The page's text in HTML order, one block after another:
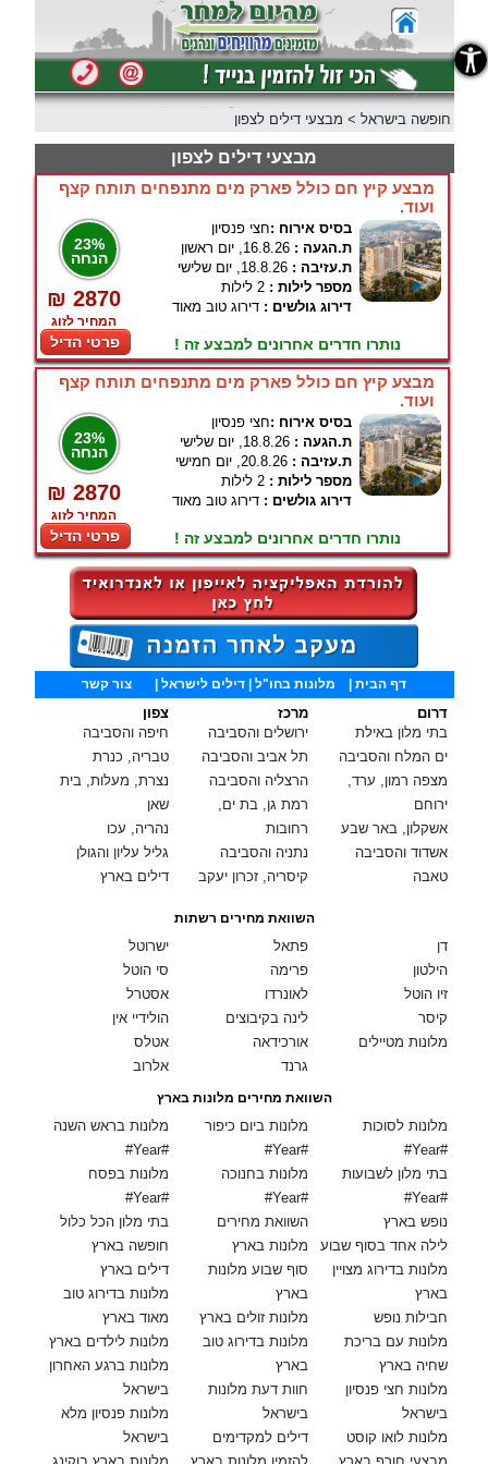
חופשה בישראל > מבצעי דילים לצפון
מבצעי דילים לצפון
מבצע קיץ חם כולל פארק מים מתנפחים תותח קצף
ועוד.
23%
הנחה
₪ 2870
המחיר לזוג
פרטי הדיל
בסיס אירוח :חצי פנסיון
ת.הגעה : 16.8.26, יום ראשון
ת.עזיבה : 18.8.26, יום שלישי
מספר לילות : 2 לילות
דירוג גולשים : דירוג טוב מאוד
נותרו חדרים אחרונים למבצע זה !
מבצע קיץ חם כולל פארק מים מתנפחים תותח קצף
ועוד.
23%
הנחה
₪ 2870
המחיר לזוג
פרטי הדיל
בסיס אירוח :חצי פנסיון
ת.הגעה : 18.8.26, יום שלישי
ת.עזיבה : 20.8.26, יום חמישי
מספר לילות : 2 לילות
דירוג גולשים : דירוג טוב מאוד
נותרו חדרים אחרונים למבצע זה !
דף הבית מלונות בחו"ל | דילים לישראל | צור קשר
צפון
חיפה והסביבה
טבריה, כנרת
נצרת, מעלות, בית
שאן
נהריה, עכו
גליל עליון והגולן
דילים בארץ
מרכז
ירושלים והסביבה
תל אביב והסביבה
הרצליה והסביבה
רמת גן, בת ים,
רחובות
נתניה והסביבה
קיסריה, זכרון יעקב
דרום
בתי מלון באילת
ים המלח והסביבה
מצפה רמון, ערד,
ירוחם
אשקלון, באר שבע
אשדוד והסביבה
טאבה
השוואת מחירים רשתות
ישרוטל
סי הוטל
אסטרל
הולידיי אין
אטלס
אלרוב
פתאל
פרימה
לאונרדו
לינה בקיבוצים
אורכידאה
גרנד
דן
הילטון
זיו הוטל
קיסר
מלונות מטיילים
השוואת מחירים מלונות בארץ
מלונות בראש השנה
#Year#
מלונות בפסח
#Year#
בתי מלון הכל כלול
חופשה בארץ
דילים בארץ
מלונות בדירוג טוב
מאוד בארץ
מלונות לילדים בארץ
מלונות ברגע האחרון
בישראל
מלונות פנסיון מלא
בישראל
מלונות ביום כיפור
#Year#
מלונות בחנוכה
#Year#
השוואת מחירים
מלונות בארץ
סוף שבוע מלונות
בארץ
מלונות זולים בארץ
מלונות בדירוג טוב
בארץ
חוות דעת מלונות
בישראל
דילים למקדימים
מלונות לסוכות
#Year#
בתי מלון לשבועות
#Year#
נופש בארץ
לילה אחד בסוף שבוע
מלונות בדירוג מצויין
בארץ
חבילות נופש
מלונות עם בריכת
שחיה בארץ
מלונות חצי פנסיון
בישראל
מלונות לואו קוסט
נגישות